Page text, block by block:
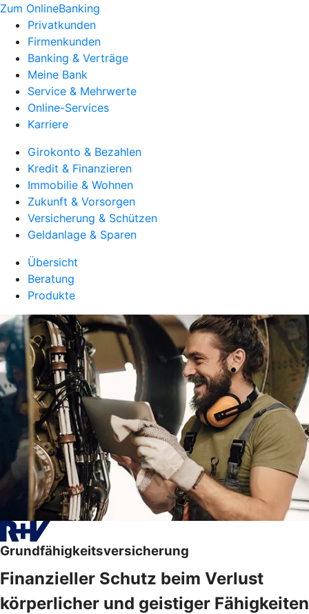
Zum OnlineBanking
Privatkunden
Firmenkunden
Banking & Verträge
Meine Bank
Service & Mehrwerte
Online-Services
Karriere
Girokonto & Bezahlen
Kredit & Finanzieren
Immobilie & Wohnen
Zukunft & Vorsorgen
Versicherung & Schützen
Geldanlage & Sparen
Übersicht
Beratung
Produkte
Grundfähigkeitsversicherung
Finanzieller Schutz beim Verlust
körperlicher und geistiger Fähigkeiten